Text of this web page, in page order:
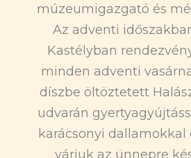
múzeumigazgató és
Az adventi
Kastélyban
minden adventi
díszbe öltöztetett
udvarán
karácsonyi dallamokkal
várjuk az ünnepre